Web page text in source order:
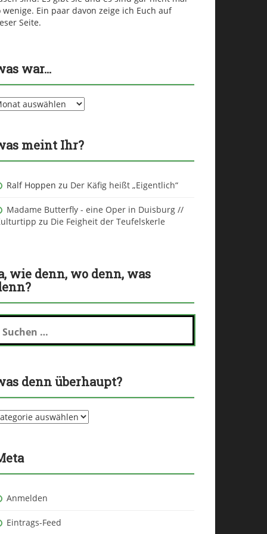
wenige. Ein paar davon zeige ich Euch auf
Seite.
war…
meint Ihr?
Ralf Hoppen zu Der Käfig heißt „Eigentlich“
Madame Butterfly - eine Oper in Duisburg //
zu Die Feigheit der Teufelskerle
wie denn, wo denn, was
denn überhaupt?
Anmelden
Eintrags-Feed